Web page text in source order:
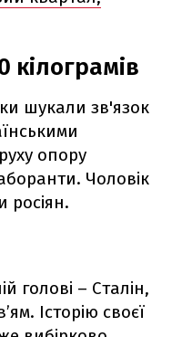
кілограмів
шукали зв'язок
опору
Чоловік
росіян.
голові – Сталін,
Історію своєї